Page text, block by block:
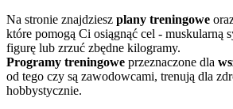
Na stronie znajdziesz plany treningowe
które pomogą Ci osiągnąć cel - muskularną
figurę lub zrzuć zbędne kilogramy.
Programy treningowe przeznaczone dla
od tego czy są zawodowcami, trenują dla
hobbystycznie.